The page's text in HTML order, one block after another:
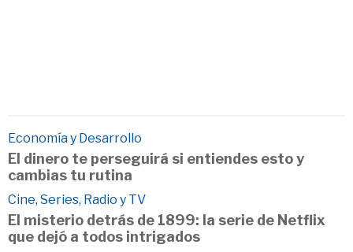
Economía y Desarrollo
El dinero te perseguirá si entiendes esto y
cambias tu rutina
Cine, Series, Radio y TV
El misterio detrás de 1899: la serie de Netflix
que dejó a todos intrigados